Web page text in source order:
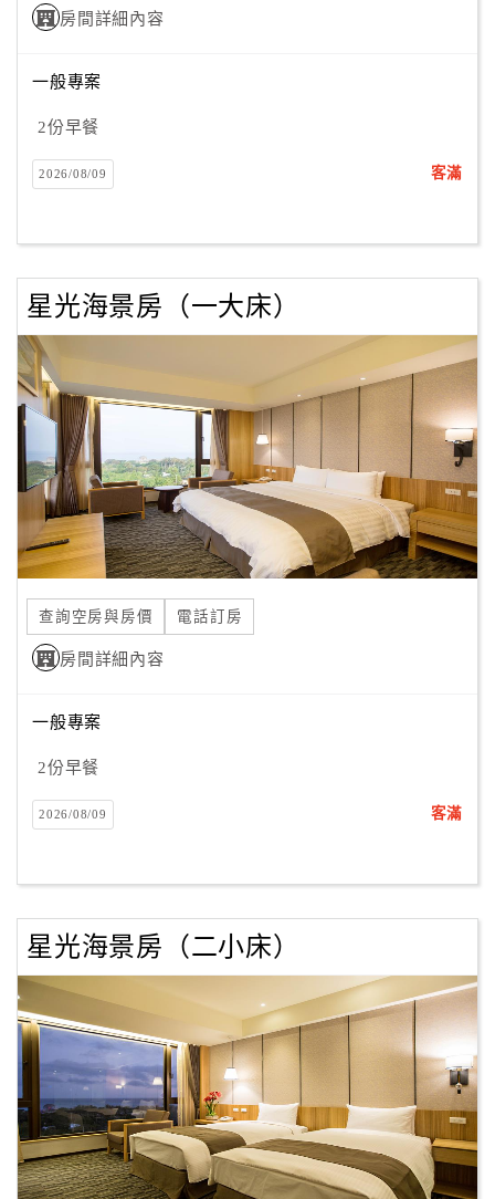
理
員
戶
客
服
聯
單
Line
線
上
服
紅
利
查
訂
房
Q&A
旅
卡
訂
房
款
收
據
房間詳細內容
一般專案
2份早餐
2026/08/09 客滿
星光海景房（一大床）
查詢空房與房價 電話訂房
房間詳細內容
一般專案
2份早餐
2026/08/09 客滿
星光海景房（二小床）